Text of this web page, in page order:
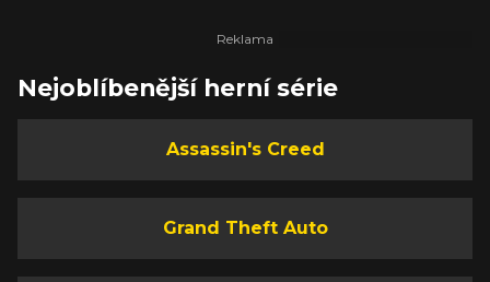
Nejoblíbenější herní série
Assassin's Creed
Grand Theft Auto